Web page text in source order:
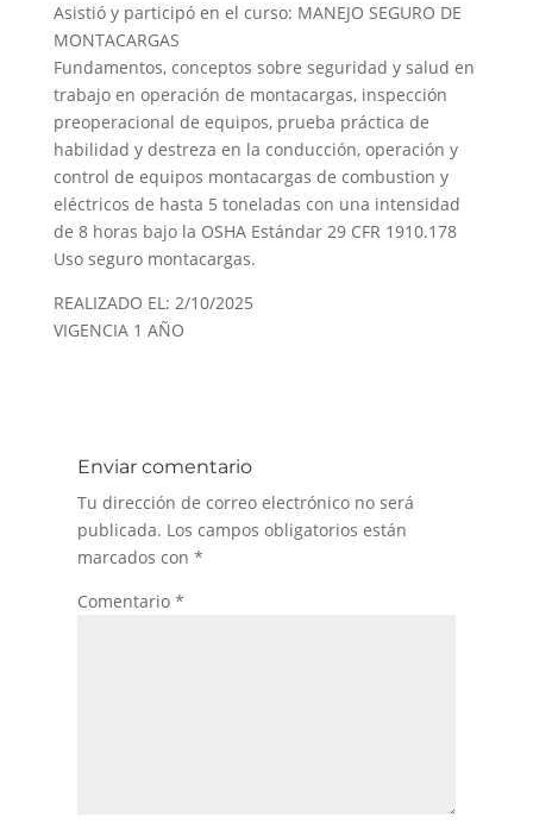
Asistió y participó en el curso: MANEJO SEGURO DE
MONTACARGAS
Fundamentos, conceptos sobre seguridad y salud en
trabajo en operación de montacargas, inspección
preoperacional de equipos, prueba práctica de
habilidad y destreza en la conducción, operación y
control de equipos montacargas de combustion y
eléctricos de hasta 5 toneladas con una intensidad
de 8 horas bajo la OSHA Estándar 29 CFR 1910.178
Uso seguro montacargas.
REALIZADO EL: 2/10/2025
VIGENCIA 1 AÑO
Enviar comentario
Tu dirección de correo electrónico no será
publicada. Los campos obligatorios están
marcados con *
Comentario *